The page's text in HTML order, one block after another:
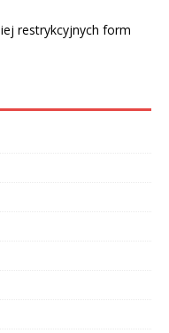
restrykcyjnych form